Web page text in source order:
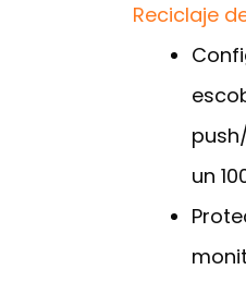
Reciclaje
un